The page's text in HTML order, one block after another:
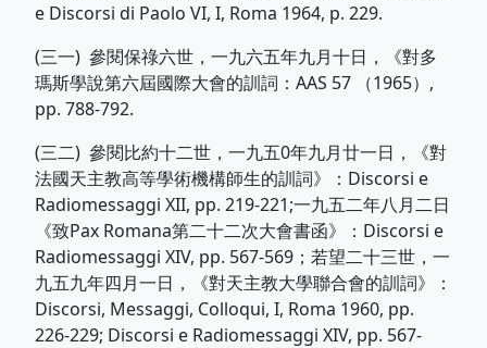
e Discorsi di Paolo VI, I, Roma 1964, p. 229.
(三一) 參閱保祿六世，一九六五年九月十日，《對多
瑪斯學說第六屆國際大會的訓詞：AAS 57 （1965）,
pp. 788-792.
(三二) 參閱比約十二世，一九五0年九月廿一日，《對
法國天主教高等學術機構師生的訓詞》：Discorsi e
Radiomessaggi XII, pp. 219-221;一九五二年八月二日
《致Pax Romana第二十二次大會書函》：Discorsi e
Radiomessaggi XIV, pp. 567-569；若望二十三世，一
九五九年四月一日，《對天主教大學聯合會的訓詞》：
Discorsi, Messaggi, Colloqui, I, Roma 1960, pp.
226-229; Discorsi e Radiomessaggi XIV, pp. 567-